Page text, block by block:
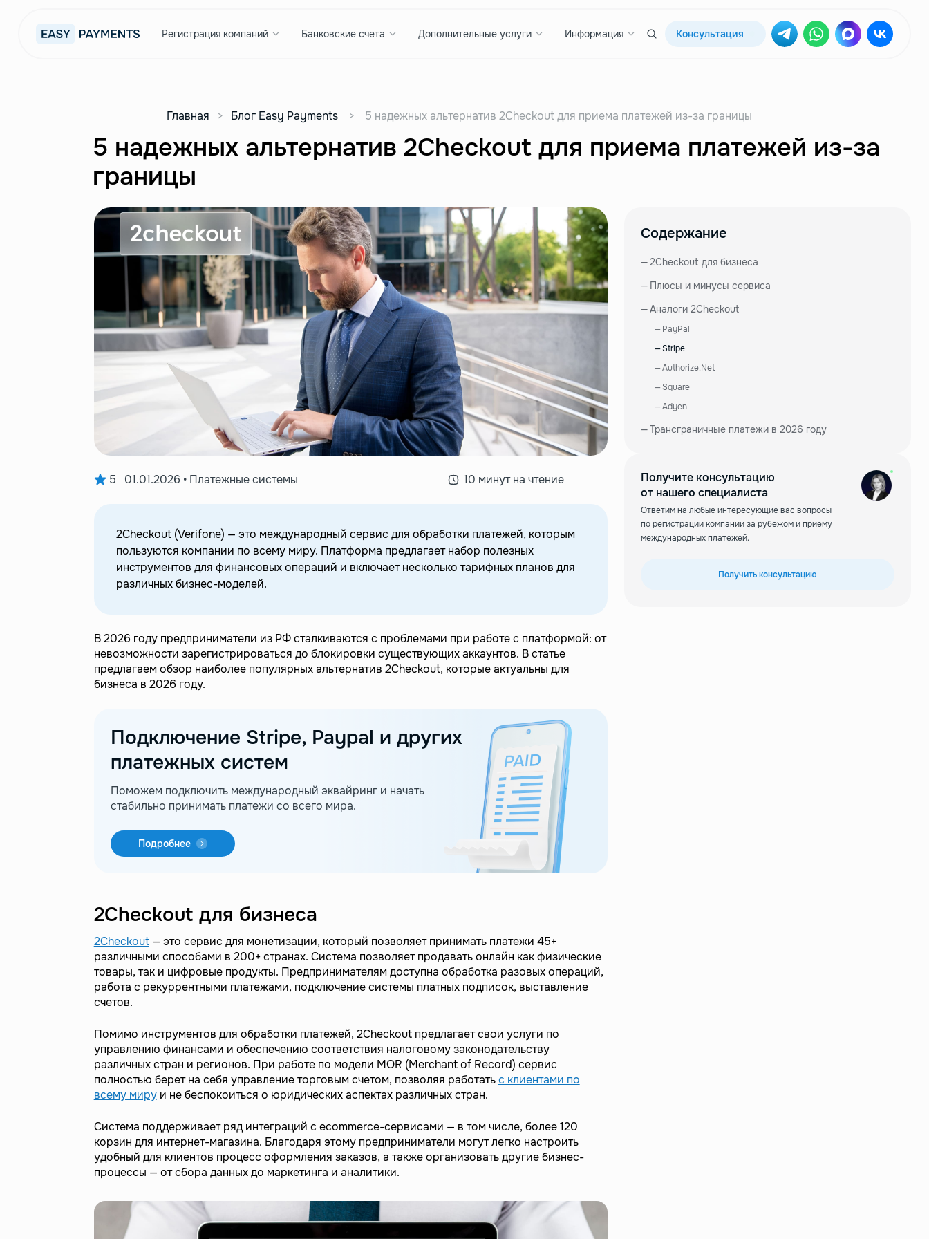
Регистрация компаний Банковские счета Дополнительные услуги Информация Консультация
Главная > Блог Easy Payments > 5 надежных альтернатив 2Checkout для приема платежей из-за границы
5 надежных альтернатив 2Checkout для приема платежей из-за
границы
5 01.01.2026 • Платежные системы 10 минут на чтение
2Checkout (Verifone) — это международный сервис для обработки платежей, которым
пользуются компании по всему миру. Платформа предлагает набор полезных
инструментов для финансовых операций и включает несколько тарифных планов для
различных бизнес-моделей.
В 2026 году предприниматели из РФ сталкиваются с проблемами при работе с платформой: от
невозможности зарегистрироваться до блокировки существующих аккаунтов. В статье
предлагаем обзор наиболее популярных альтернатив 2Checkout, которые актуальны для
бизнеса в 2026 году.
Подключение Stripe, Paypal и других
платежных систем
Поможем подключить международный эквайринг и начать
стабильно принимать платежи со всего мира.
Подробнее
2Checkout для бизнеса
2Checkout— это сервис для монетизации, который позволяет принимать платежи 45+
различными способами в 200+ странах. Система позволяет продавать онлайн как физические
товары, так и цифровые продукты. Предпринимателям доступна обработка разовых операций,
работа с рекуррентными платежами, подключение системы платных подписок, выставление
счетов.
Помимо инструментов для обработки платежей, 2Checkout предлагает свои услуги по
управлению финансами и обеспечению соответствия налоговому законодательству
различных стран и регионов. При работе по модели MOR (Merchant of Record) сервис
полностью берет на себя управление торговым счетом, позволяя работатьс клиентами по
всему мируи не беспокоиться о юридических аспектах различных стран.
Система поддерживает ряд интеграций с ecommerce-сервисами — в том числе, более 120
корзин для интернет-магазина. Благодаря этому предприниматели могут легко настроить
удобный для клиентов процесс оформления заказов, а также организовать другие бизнес-
процессы — от сбора данных до маркетинга и аналитики.
Содержание
—2Checkout для бизнеса
— Плюсы и минусы сервиса
—Аналоги 2Checkout
—PayPal
—Stripe
—Authorize.Net
—Square
—Adyen
—Трансграничные платежи в 2026 году
Получите консультацию
от нашего специалиста
Ответим на любые интересующие вас вопросы
по регистрации компании за рубежом и приему
международных платежей.
Получить консультацию